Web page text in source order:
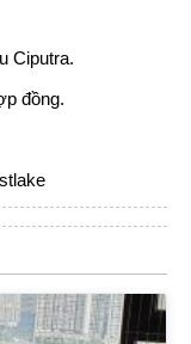
Ciputra.
đồng.